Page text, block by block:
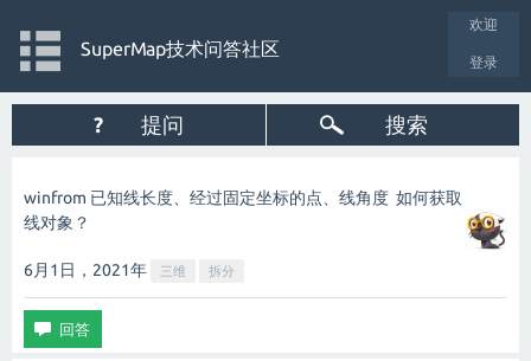
欢迎
登录
SuperMap技术问答社区
? 提问 搜索
winfrom 已知线长度、经过固定坐标的点、线角度 如何获取
线对象？
6月1日，2021年 三维 拆分